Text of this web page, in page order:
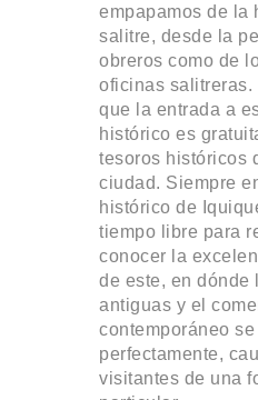
empapamos de la
salitre, desde la
obreros como de
oficinas salitreras.
que la entrada a
histórico es
tesoros históricos
ciudad. Siempre
histórico de
tiempo libre para
conocer la
de este, en dónde
antiguas y el
contemporáneo
perfectamente,
visitantes de una